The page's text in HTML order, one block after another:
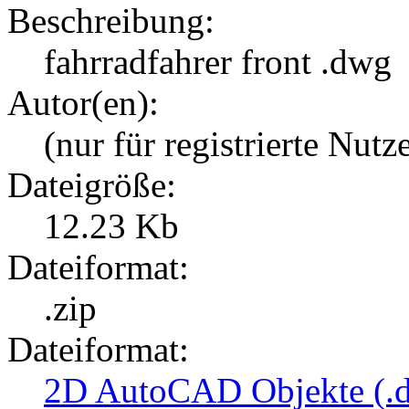
Beschreibung:
fahrradfahrer front .dwg
Autor(en):
(nur für registrierte
Dateigröße:
12.23 Kb
Dateiformat:
.zip
Dateiformat:
2D AutoCAD Objekte